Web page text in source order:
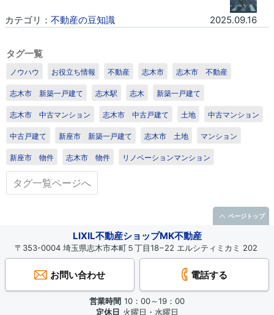
カテゴリ： 不動産の豆知識 2025.09.16
タグ一覧
ノウハウ お役立ち情報 不動産 志木市 志木市 不動産
志木市 新築一戸建て 志木駅 志木 新築一戸建て
志木市 中古マンション 志木市 中古戸建て 土地 中古マンション
中古戸建て 新座市 新築一戸建て 志木市 土地 マンション
新座市 物件 志木市 物件 リノベーションマンション
タグ一覧ページへ
LIXIL不動産ショップMK不動産
〒353-0004 埼玉県志木市本町５丁目18−22 エルシティミカミ 202
お問い合わせ 電話する
営業時間 10：00～19：00
定休日 火曜日・水曜日
ページトップ